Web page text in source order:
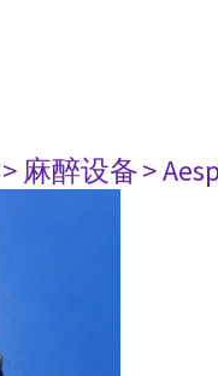
> 麻醉设备>